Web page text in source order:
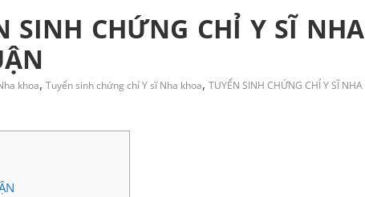
CHỨNG CHỈ Y SĨ NHA
khoa, Tuyển sinh chứng chỉ Y sĩ Nha khoa, TUYỂN SINH CHỨNG CHỈ Y SĨ NHA